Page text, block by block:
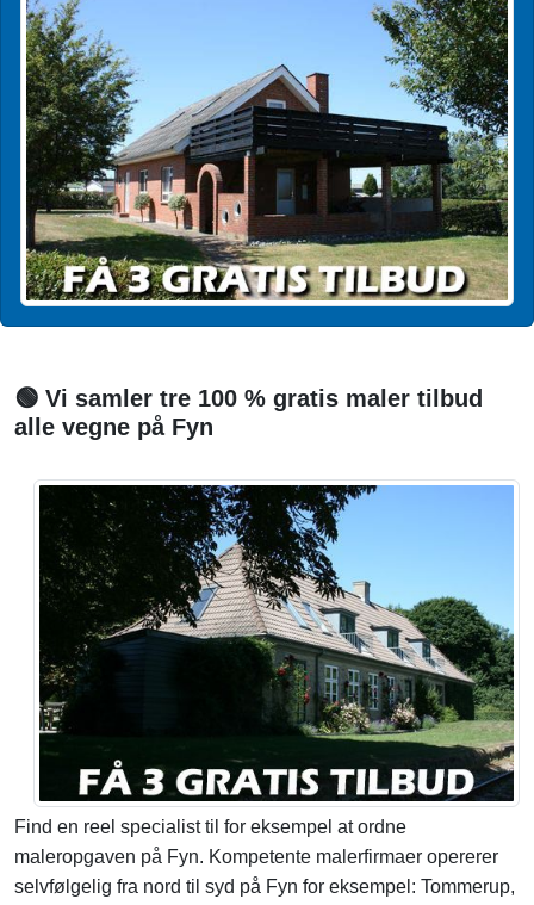
🟢 Vi samler tre 100 % gratis maler tilbud
alle vegne på Fyn
Find en reel specialist til for eksempel at ordne
maleropgaven på Fyn. Kompetente malerfirmaer opererer
selvfølgelig fra nord til syd på Fyn for eksempel: Tommerup,